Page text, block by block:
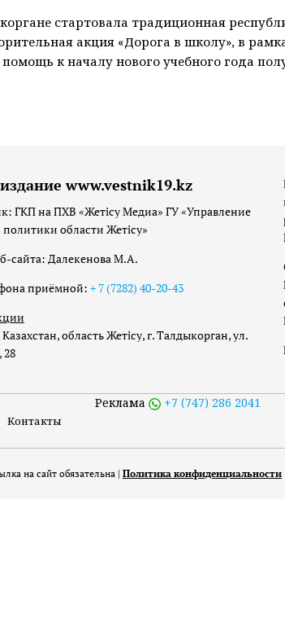
стартовала традиционная
акция «Дорога в школу», в
к началу нового учебного года
www.vestnik19.kz
ГКП на ПХВ «Жетісу Медиа» ГУ «Управление
области Жетісу»
сайта: Далекенова М.А.
приёмной: + 7 (7282) 40-20-43
область Жетісу, г. Талдыкорган, ул.
28
Контакты
Реклама +7 (747) 286 2041
на сайт обязательна | Политика конфиденциальности